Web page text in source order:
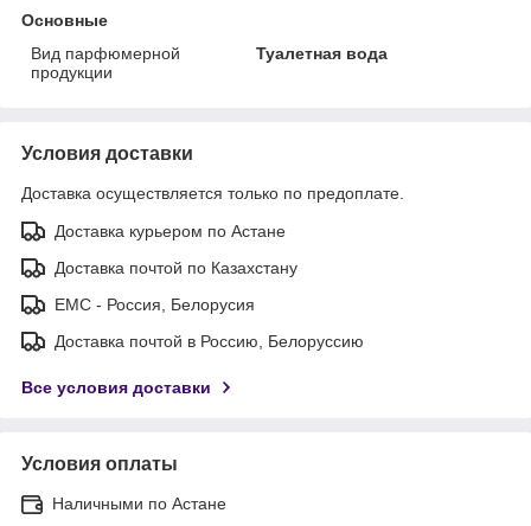
Основные
Вид парфюмерной
продукции
Туалетная вода
Условия доставки
Доставка осуществляется только по предоплате.
Доставка курьером по Астане
Доставка почтой по Казахстану
ЕМС - Россия, Белорусия
Доставка почтой в Россию, Белоруссию
Все условия доставки
Условия оплаты
Наличными по Астане